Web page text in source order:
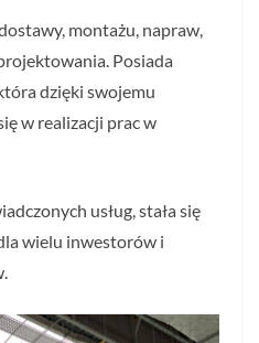
montażu, napraw,
Posiada
dzięki swojemu
w realizacji prac w
usług, stała się
wielu inwestorów i